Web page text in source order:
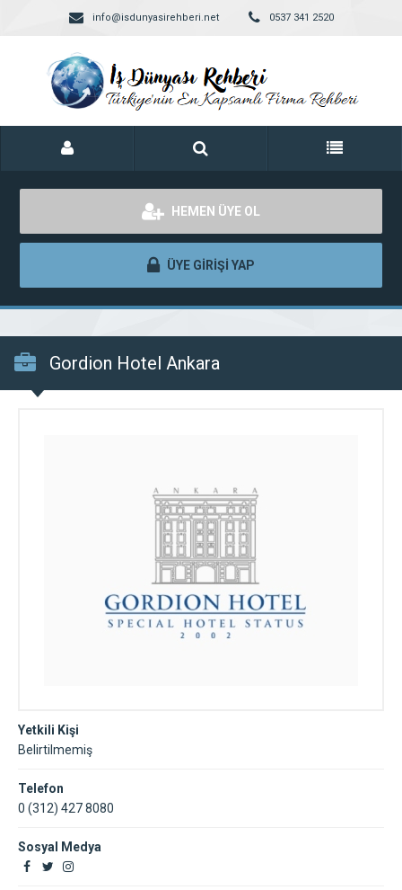
info@isdunyasirehberi.net 0537 341 2520
HEMEN ÜYE OL
ÜYE GİRİŞİ YAP
Gordion Hotel Ankara
Yetkili Kişi
Belirtilmemiş
Telefon
0 (312) 427 8080
Sosyal Medya